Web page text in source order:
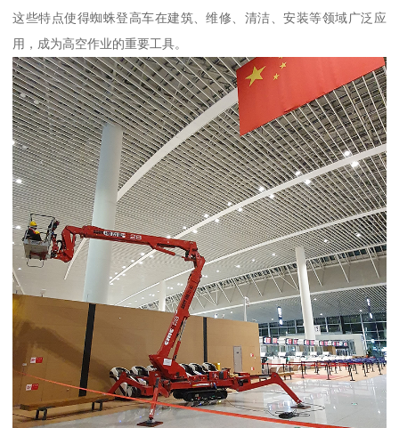
这些特点使得蜘蛛登高车在建筑、维修、清洁、安装等领域广泛应
用，成为高空作业的重要工具。